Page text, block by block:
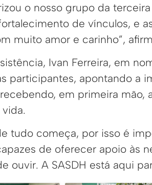
o nosso grupo da
de vínculos, e
muito amor e carinho”,
Ivan Ferreira, em
participantes, apontando a
em primeira mão,
tudo começa, por isso é
de oferecer apoio às
ouvir. A SASDH está aqui